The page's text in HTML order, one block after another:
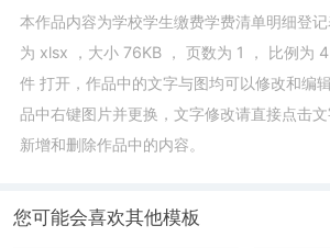
本作品内容为学校学生缴费学费清单明细登
为 xlsx ，大小 76KB， 页数为 1 ， 比例为
件 打开，作品中的文字与图均可以修改和编
品中右键图片并更换，文字修改请直接点击
新增和删除作品中的内容。
您可能会喜欢其他模板